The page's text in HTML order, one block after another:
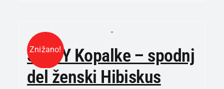
Znižano!
SKINY Kopalke – spodnj
del ženski Hibiskus